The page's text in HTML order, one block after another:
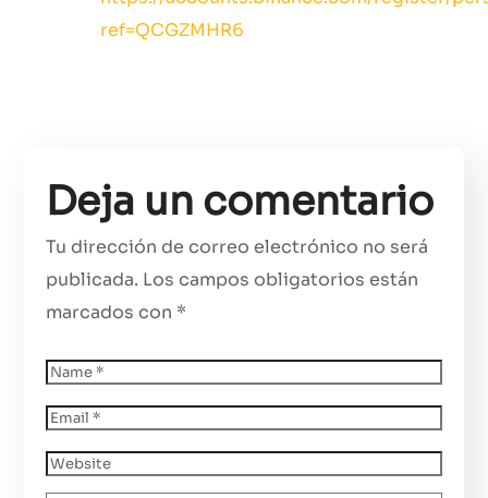
ref=QCGZMHR6
Deja un comentario
Tu dirección de correo electrónico no será
publicada. Los campos obligatorios están
marcados con *